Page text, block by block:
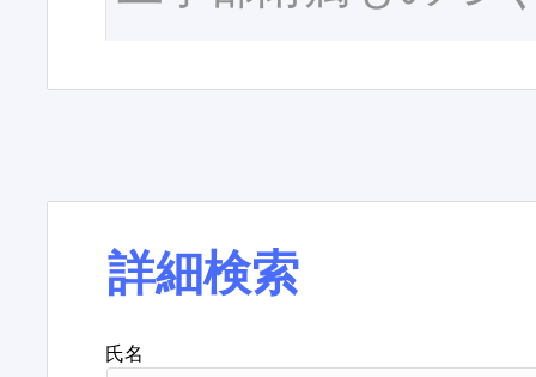
詳細検索
氏名